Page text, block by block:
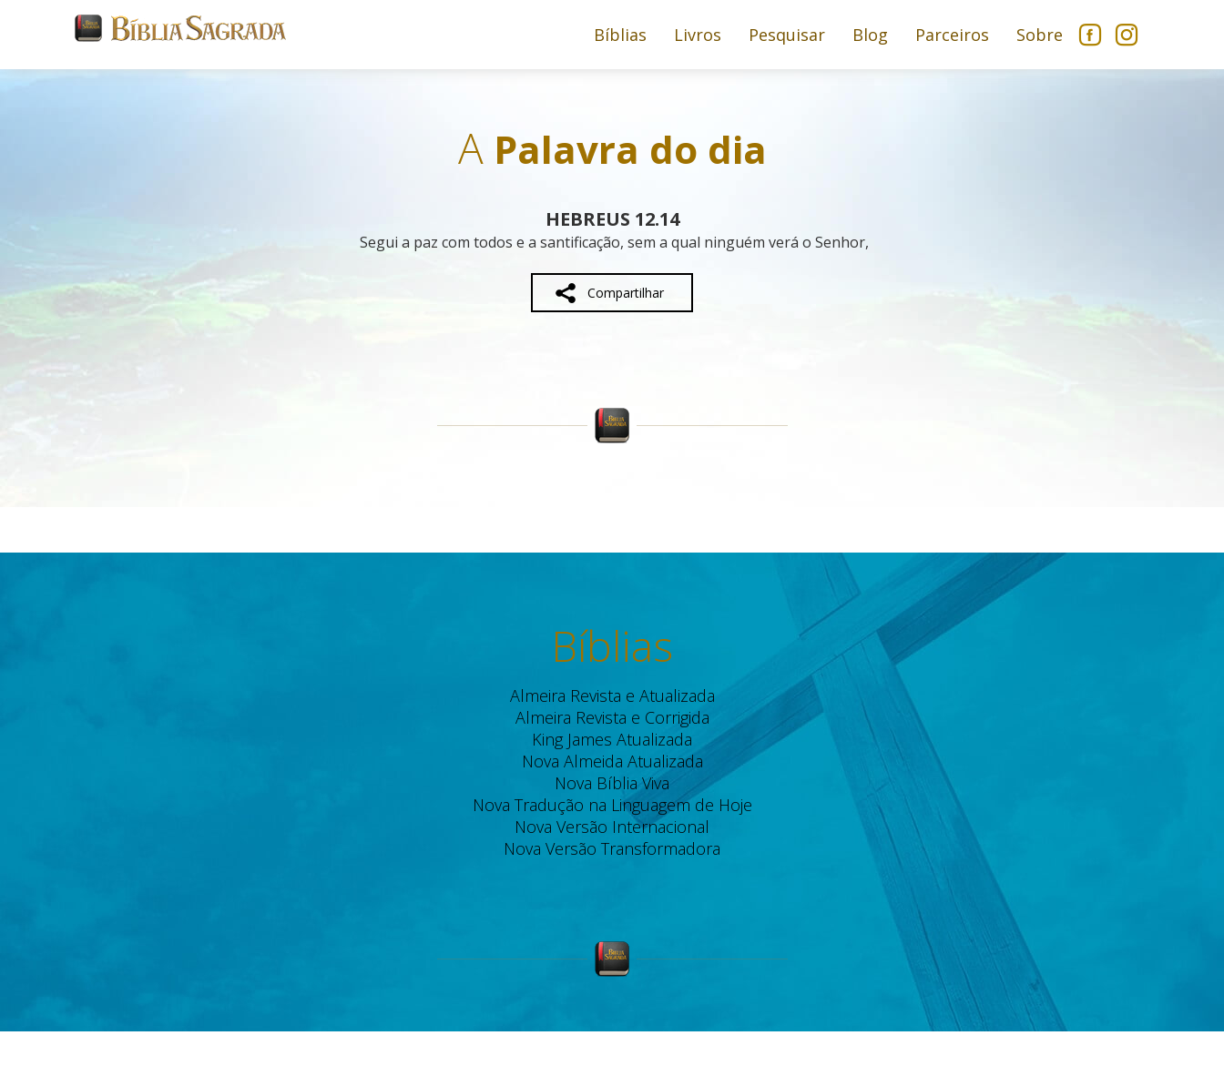
Bíblias Livros Pesquisar Blog Parceiros Sobre
APalavra do dia
HEBREUS 12.14
Segui a paz com todos e a santificação, sem a qual ninguém verá o Senhor,
Compartilhar
Bíblias
Almeira Revista e Atualizada
Almeira Revista e Corrigida
King James Atualizada
Nova Almeida Atualizada
Nova Bíblia Viva
Nova Tradução na Linguagem de Hoje
Nova Versão Internacional
Nova Versão Transformadora